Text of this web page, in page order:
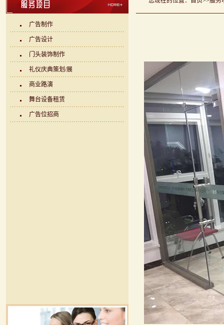
广告制作
广告设计
门头装饰制作
礼仪庆典策划/展
商业路演
舞台设备租赁
广告位招商